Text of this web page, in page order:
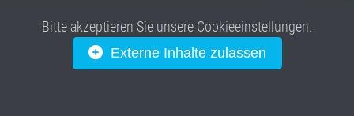
Bitte akzeptieren Sie unsere Cookieeinstellungen.
Externe Inhalte zulassen